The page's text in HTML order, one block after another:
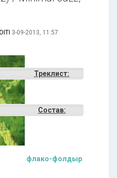
3-09-2013, 11:57
Треклист:
Состав:
флако-фолдыр